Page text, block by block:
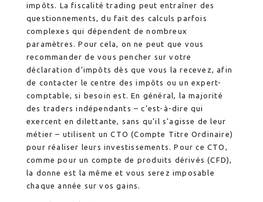
impôts. La fiscalité trading peut entraîner des
questionnements, du fait des calculs parfois
complexes qui dépendent de nombreux
paramètres. Pour cela, on ne peut que vous
recommander de vous pencher sur votre
déclaration d’impôts dès que vous la recevez, afin
de contacter le centre des impôts ou un expert-
comptable, si besoin est. En général, la majorité
des traders indépendants – c’est-à-dire qui
exercent en dilettante, sans qu’il s’agisse de leur
métier – utilisent un CTO (Compte Titre Ordinaire)
pour réaliser leurs investissements. Pour ce CTO,
comme pour un compte de produits dérivés (CFD),
la donne est la même et vous serez imposable
chaque année sur vos gains.